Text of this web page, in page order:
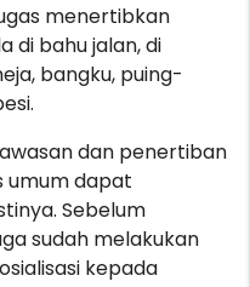
menertibkan
di bahu jalan, di
bangku, puing-
dan penertiban
umum dapat
Sebelum
sudah melakukan
kepada